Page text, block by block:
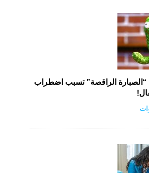
“الصبارة الراقصة” تسبب اضطراب